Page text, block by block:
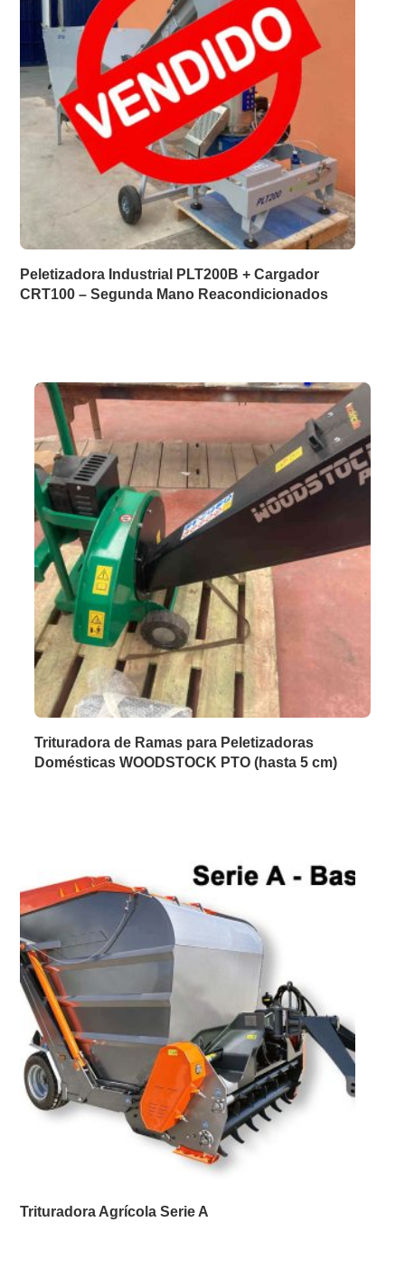
Peletizadora Industrial PLT200B + Cargador
CRT100 – Segunda Mano Reacondicionados
Trituradora de Ramas para Peletizadoras
Domésticas WOODSTOCK PTO (hasta 5 cm)
Trituradora Agrícola Serie A